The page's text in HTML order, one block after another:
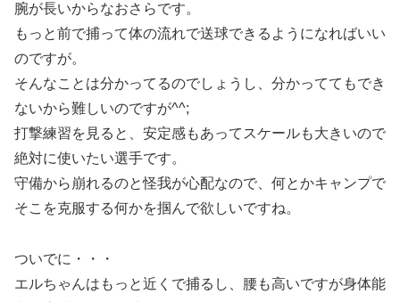
腕が長いからなおさらです。
もっと前で捕って体の流れで送球できるようになればいい
のですが。
そんなことは分かってるのでしょうし、分かっててもでき
ないから難しいのですが^^;
打撃練習を見ると、安定感もあってスケールも大きいので
絶対に使いたい選手です。
守備から崩れるのと怪我が心配なので、何とかキャンプで
そこを克服する何かを掴んで欲しいですね。
ついでに・・・
エルちゃんはもっと近くで捕るし、腰も高いですが身体能